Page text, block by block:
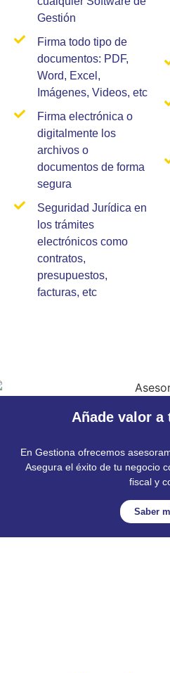
Gestión
Firma todo tipo de
documentos: PDF,
Word, Excel,
Imágenes, Videos, etc
Firma electrónica o
digitalmente los
archivos o
documentos de forma
segura
Seguridad Jurídica en
los trámites
electrónicos como
contratos,
presupuestos,
facturas, etc
Añade valor a
En Gestiona ofrecemos
Asegura el éxito de tu negocio
fiscal y
Saber